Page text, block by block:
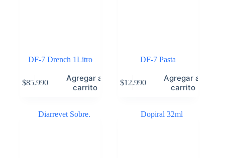
DF-7 Drench 1Litro
$85.990
Agregar al
carrito
DF-7 Pasta
$12.990
Agregar al
carrito